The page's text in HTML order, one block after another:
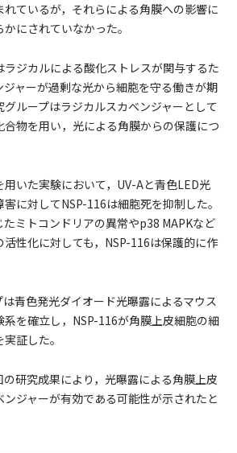
ているが，それらによる角膜への影響に
にされていなかった。
ジカルによる酸化ストレスが関与するた
ャーが過剰な光から細胞を守る働きが期
ループはラジカルスカベンジャーとして
物を用い，光による角膜からの保護につ
いた実験において，UV-Aと青色LED光
に対してNSP-116は細胞死を抑制した。
たミトコンドリアの異常やp38 MAPKなど
性化に対しても，NSP-116は保護的に作
青色発光ダイオード光曝露によるマウス
を確立し，NSP-116が角膜上皮細胞の細
証した。
研究成果により，光曝露による角膜上皮
ジャーが有効である可能性が示されたと